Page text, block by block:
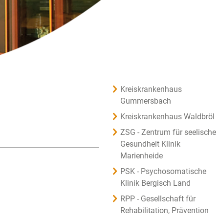
Kreiskrankenhaus
Gummersbach
Kreiskrankenhaus Waldbröl
ZSG - Zentrum für seelische
Gesundheit Klinik
Marienheide
PSK - Psychosomatische
Klinik Bergisch Land
RPP - Gesellschaft für
Rehabilitation, Prävention